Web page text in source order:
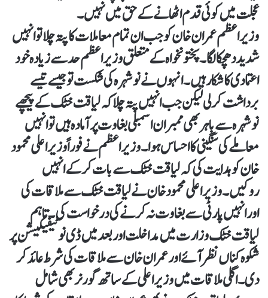
عجلت میں کوئی قدم اٹھانے کے حق میں نہیں۔
وزیراعظم عمران خان کو جب ان تمام معاملات کا پتہ چلا تو انہیں
شدید دھچکا لگا۔پختونخواہ کے متعلق وزیراعظم حد سے زیادہ خود
اعتمادی کا شکار ہیں۔ انہوں نے نوشہرہ کی شکست تو جیسے تیسے
برداشت کر لی لیکن جب انہیں پتہ چلا کہ لیاقت خٹک کے پیچھے
نوشہرہ سے باہر بھی ممبران اسمبلی بغاوت پر آمادہ ہیں تو انہیں
معاملے کی سنگینی کا احساس ہوا۔ وزیراعظم نے فوراً وزیراعلی محمود
خان کو ہدایت کی کہ لیاقت خٹک سے بات کر کے انہیں
روکیں۔ وزیراعلی محمود خان نے لیاقت خٹک سے ملاقات کی
اور انہیں پارٹی سے بغاوت نہ کرنے کی درخواست کی۔ تاہم
لیاقت خٹک وزارت میں مداخلت اور بعد میں ڈی نوٹیفیکیشن پر
شکوہ کناں نظر آئے اور عمران خان سے ملاقات کی شرط عائد کر
دی۔ اگلی ملاقات میں وزیراعلی کے ساتھ گورنر بھی شامل